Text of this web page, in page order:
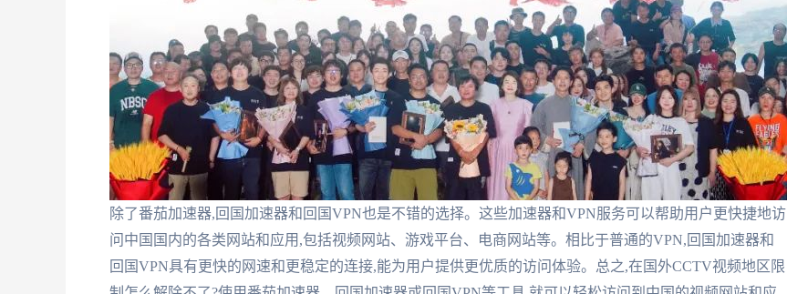
除了番茄加速器,回国加速器和回国VPN也是不错的选择。这些加速器和VPN服务可以帮助用户更快捷地访
问中国国内的各类网站和应用,包括视频网站、游戏平台、电商网站等。相比于普通的VPN,回国加速器和
回国VPN具有更快的网速和更稳定的连接,能为用户提供更优质的访问体验。总之,在国外CCTV视频地区限